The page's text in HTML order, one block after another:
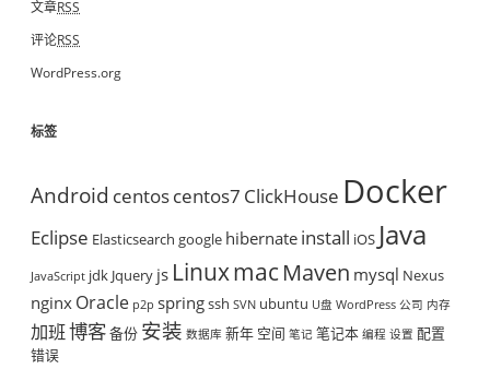
文章RSS
评论RSS
WordPress.org
标签
Android centoscentos7 ClickHouse Docker
Eclipse Elasticsearch google hibernate install iOS Java
JavaScript jdk Jquery js LinuxmacMaven mysql Nexus
nginx Oracle p2p springssh SVN ubuntu U盘 WordPress 公司 内存
加班博客备份 安装 数据库 新年 空间 笔记 笔记本 编程 设置 配置
错误